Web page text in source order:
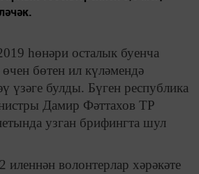
һөнәри осталык буенча
бөтен ил күләмендә
үзәге булды. Бүген республика
Дамир Фәттахов ТР
узган брифингта шул
волонтерлар хәрәкәте